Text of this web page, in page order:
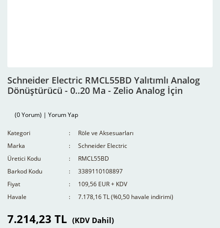
Schneider Electric RMCL55BD Yalıtımlı Analog
Dönüştürücü - 0..20 Ma - Zelio Analog İçin
(0 Yorum) | Yorum Yap
Kategori
Röle ve Aksesuarları
Marka
Schneider Electric
Üretici Kodu
RMCL55BD
Barkod Kodu
3389110108897
Fiyat
109,56 EUR + KDV
Havale
7.178,16 TL (%0,50 havale indirimi)
7.214,23 TL (KDV Dahil)